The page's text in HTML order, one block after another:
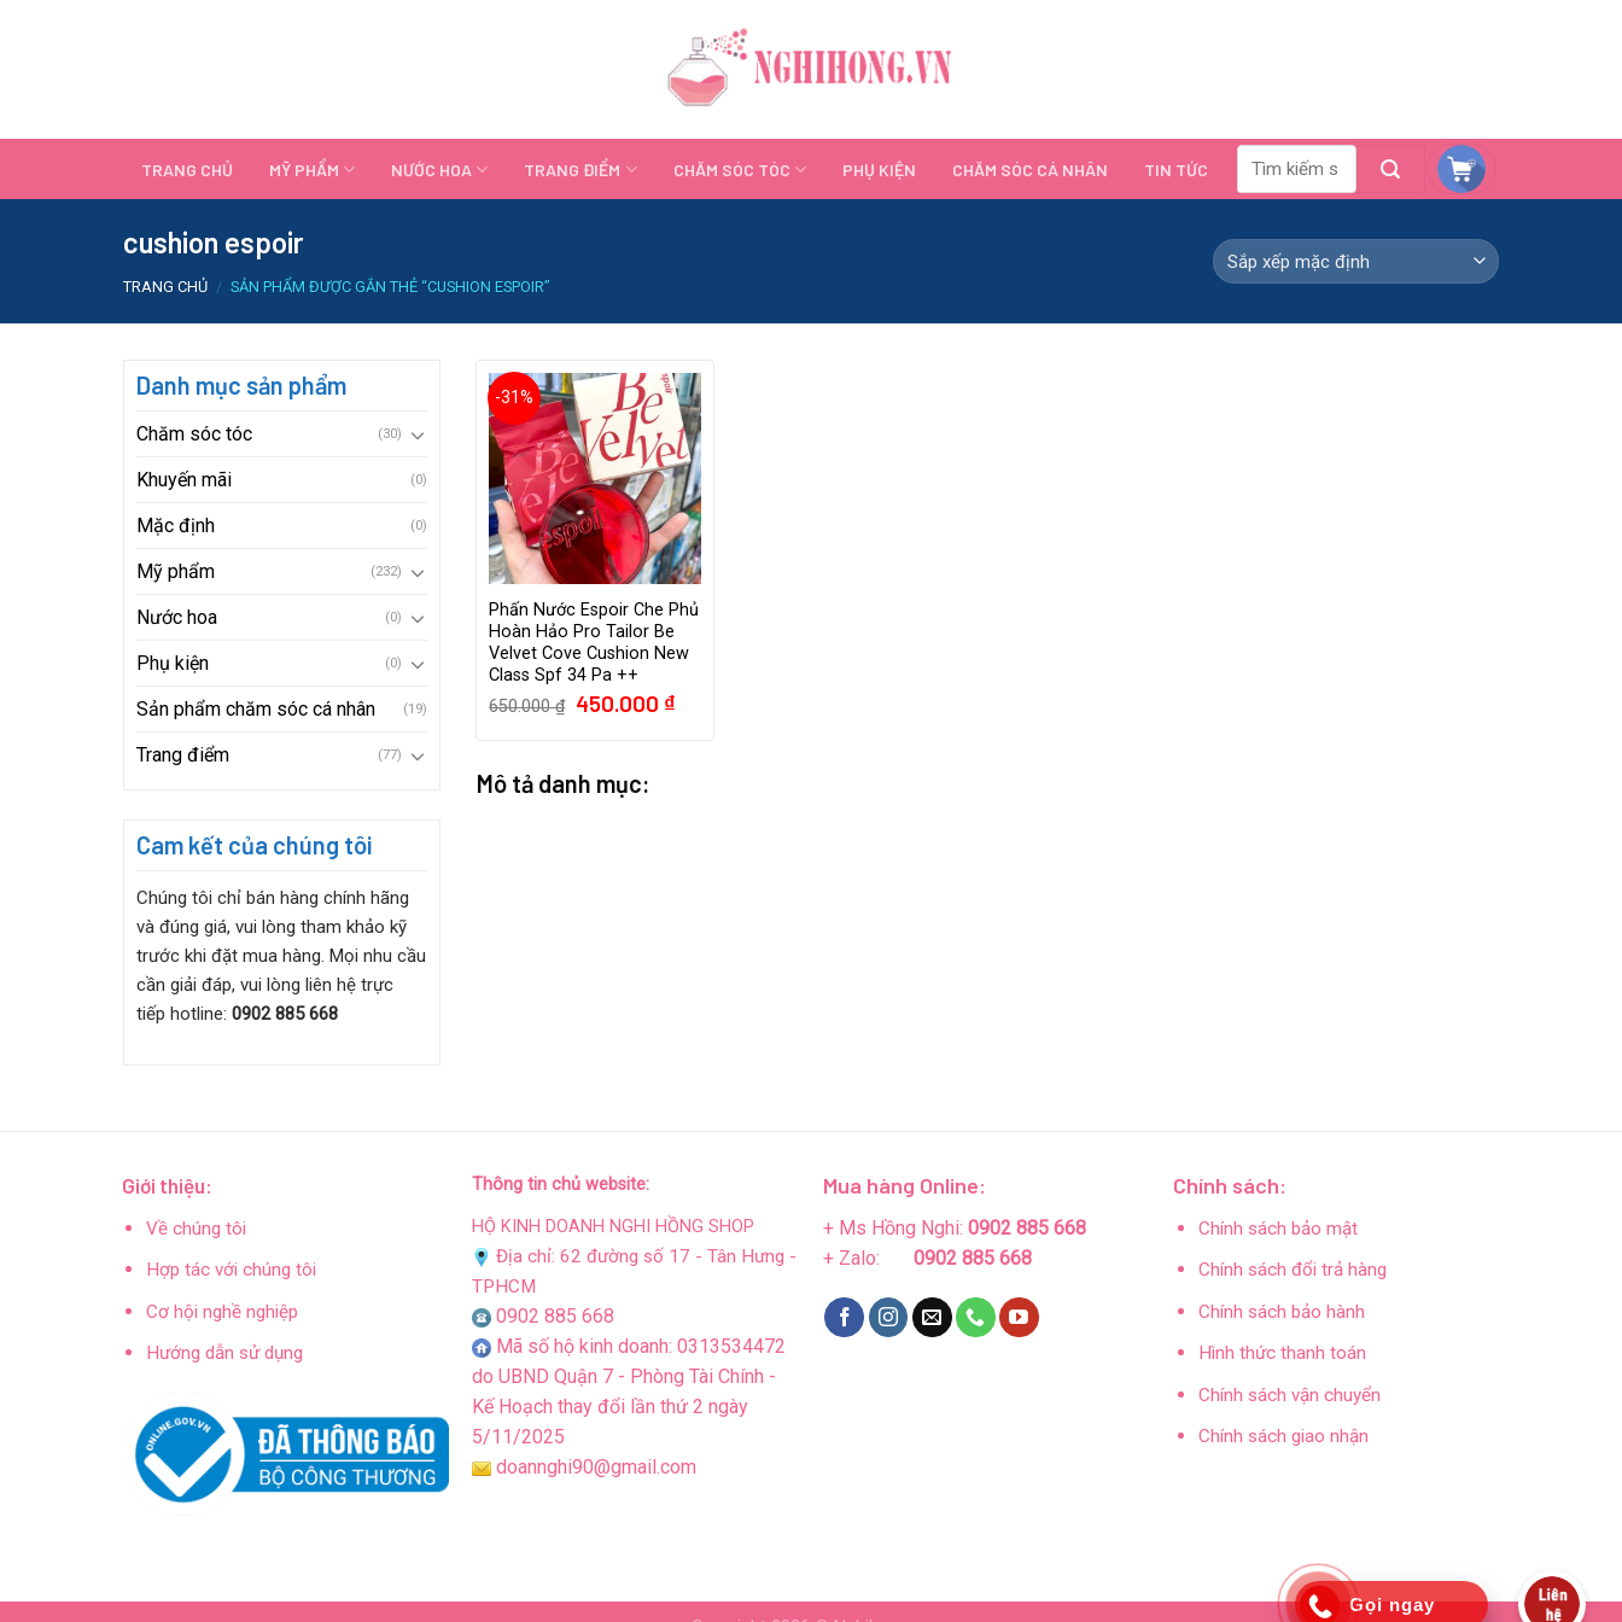
TRANG CHỦ MỸ PHẨM NƯỚC HOA TRANG ĐIỂM CHĂM SÓC TÓC PHỤ KIỆN CHĂM SÓC CÁ NHÂN TIN TỨC
cushion espoir
TRANG CHỦ / SẢN PHẨM ĐƯỢC GẮN THẺ “CUSHION ESPOIR”
Danh mục sản phẩm
Chăm sóc tóc (30)
Khuyến mãi (0)
Mặc định (0)
Mỹ phẩm (232)
Nước hoa (0)
Phụ kiện (0)
Sản phẩm chăm sóc cá nhân (19)
Trang điểm (77)
Cam kết của chúng tôi
Chúng tôi chỉ bán hàng chính hãng
và đúng giá, vui lòng tham khảo kỹ
trước khi đặt mua hàng. Mọi nhu cầu
cần giải đáp, vui lòng liên hệ trực
tiếp hotline: 0902 885 668
-31%
Phấn Nước Espoir Che Phủ
Hoàn Hảo Pro Tailor Be
Velvet Cove Cushion New
Class Spf 34 Pa ++
650.000₫
Giá
gốc
450.000 ₫Giá
hiện
Mô tả danh mục:
Giới thiệu:
Về chúng tôi
Hợp tác với chúng tôi
Cơ hội nghề nghiệp
Hướng dẫn sử dụng
Thông tin chủ website:
HỘ KINH DOANH NGHI HỒNG SHOP
Địa chỉ: 62 đường số 17 - Tân Hưng -
TPHCM
0902 885 668
Mã số hộ kinh doanh: 0313534472
do UBND Quận 7 - Phòng Tài Chính -
Kế Hoạch thay đổi lần thứ 2 ngày
5/11/2025
doannghi90@gmail.com
Mua hàng Online:
+ Ms Hồng Nghi: 0902 885 668
+ Zalo: 0902 885 668
Chính sách:
Chính sách bảo mật
Chính sách đổi trả hàng
Chính sách bảo hành
Hình thức thanh toán
Chính sách vận chuyển
Chính sách giao nhận
Gọi ngay